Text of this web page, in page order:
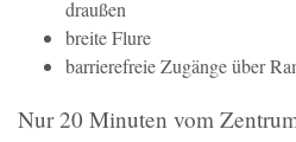
draußen
breite Flure
barrierefreie Zugänge über
Nur 20 Minuten vom